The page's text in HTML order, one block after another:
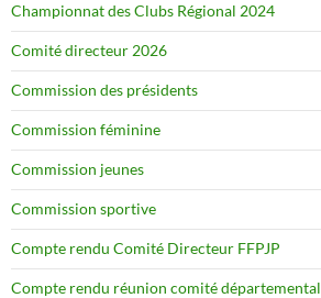
Championnat des Clubs Régional 2024
Comité directeur 2026
Commission des présidents
Commission féminine
Commission jeunes
Commission sportive
Compte rendu Comité Directeur FFPJP
Compte rendu réunion comité départemental